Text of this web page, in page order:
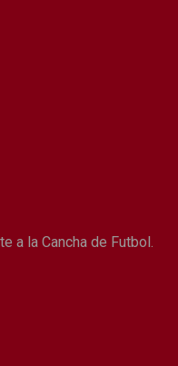
a la Cancha de Futbol.